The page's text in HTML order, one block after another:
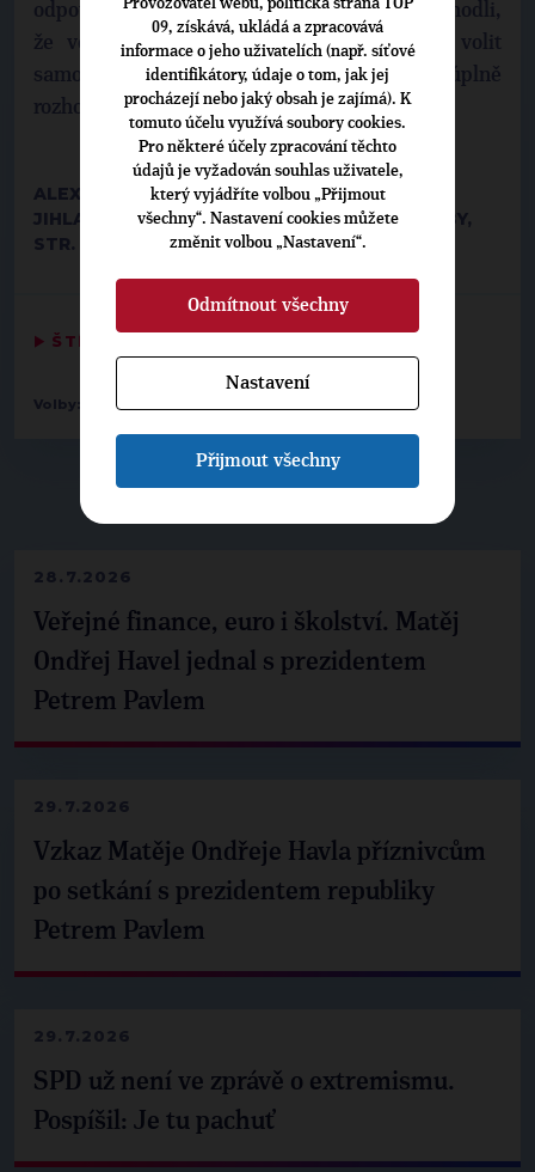
28.7.2026
Veřejné finance, euro i školství. Matěj
Ondřej Havel jednal s prezidentem
Petrem Pavlem
29.7.2026
Vzkaz Matěje Ondřeje Havla příznivcům
po setkání s prezidentem republiky
Petrem Pavlem
29.7.2026
SPD už není ve zprávě o extremismu.
Pospíšil: Je tu pachuť
odpověděl, že zatím se v kruhu KDU-ČSL dohodli,
že voličům nechají svobodnou volbu. „Já volit
samozřejmě půjdu, ale zatím nejsem úplně
rozhodnutý, komu dám hlas,“ doplnil Křišťan.
ALEXANDRA KNAPOVÁ, ANETA SLAVÍKOVÁ
JIHLAVSKÝ DENÍK,13. 10. 2014, RUBRIKA: VOLBY,
STR. 4
▶ ŠTÍTKY
Volby: 2014 senát
Provozovatel webu, politická strana TOP
09, získává, ukládá a zpracovává
informace o jeho uživatelích (např. síťové
identifikátory, údaje o tom, jak jej
procházejí nebo jaký obsah je zajímá). K
tomuto účelu využívá soubory cookies.
Pro některé účely zpracování těchto
údajů je vyžadován souhlas uživatele,
který vyjádříte volbou „Přijmout
všechny“. Nastavení cookies můžete
změnit volbou „Nastavení“.
Odmítnout všechny
Nastavení
Přijmout všechny